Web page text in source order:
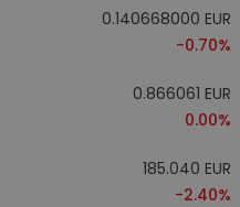
0.140668000 EUR
-0.70%
0.866061 EUR
0.00%
185.040 EUR
-2.40%